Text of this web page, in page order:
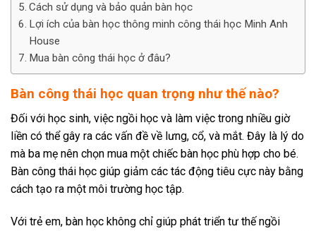
Cách sử dụng và bảo quản bàn học
Lợi ích của bàn học thông minh công thái học Minh Anh
House
Mua bàn công thái học ở đâu?
Bàn công thái học quan trọng như thế nào?
Đối với học sinh, việc ngồi học và làm việc trong nhiều giờ
liền có thể gây ra các vấn đề về lưng, cổ, và mắt. Đây là lý do
mà ba mẹ nên chọn mua một chiếc bàn học phù hợp cho bé.
Bàn công thái học giúp giảm các tác động tiêu cực này bằng
cách tạo ra một môi trường học tập.
Với trẻ em, bàn học không chỉ giúp phát triển tư thế ngồi